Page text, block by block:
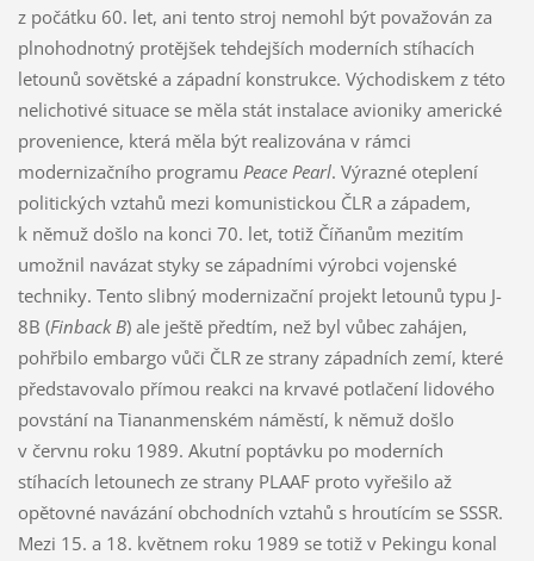
z počátku 60. let, ani tento stroj nemohl být považován za
plnohodnotný protějšek tehdejších moderních stíhacích
letounů sovětské a západní konstrukce. Východiskem z této
nelichotivé situace se měla stát instalace avioniky americké
provenience, která měla být realizována v rámci
modernizačního programu Peace Pearl. Výrazné oteplení
politických vztahů mezi komunistickou ČLR a západem,
k němuž došlo na konci 70. let, totiž Číňanům mezitím
umožnil navázat styky se západními výrobci vojenské
techniky. Tento slibný modernizační projekt letounů typu J-
8B (Finback B) ale ještě předtím, než byl vůbec zahájen,
pohřbilo embargo vůči ČLR ze strany západních zemí, které
představovalo přímou reakci na krvavé potlačení lidového
povstání na Tiananmenském náměstí, k němuž došlo
v červnu roku 1989. Akutní poptávku po moderních
stíhacích letounech ze strany PLAAF proto vyřešilo až
opětovné navázání obchodních vztahů s hroutícím se SSSR.
Mezi 15. a 18. květnem roku 1989 se totiž v Pekingu konal